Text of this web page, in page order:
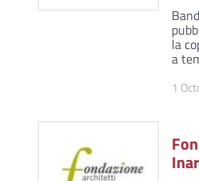
la
a
1